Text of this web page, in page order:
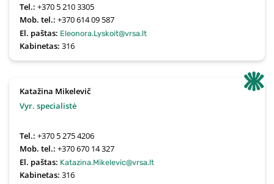
Tel.:+370 5 210 3305
Mob. tel.:+370 614 09 587
El. paštas: Eleonora.Lyskoit@vrsa.lt
Kabinetas:316
Katažina Mikelevič
Vyr. specialistė
Tel.:+370 5 275 4206
Mob. tel.:+370 670 14 327
El. paštas: Katazina.Mikelevic@vrsa.lt
Kabinetas:316